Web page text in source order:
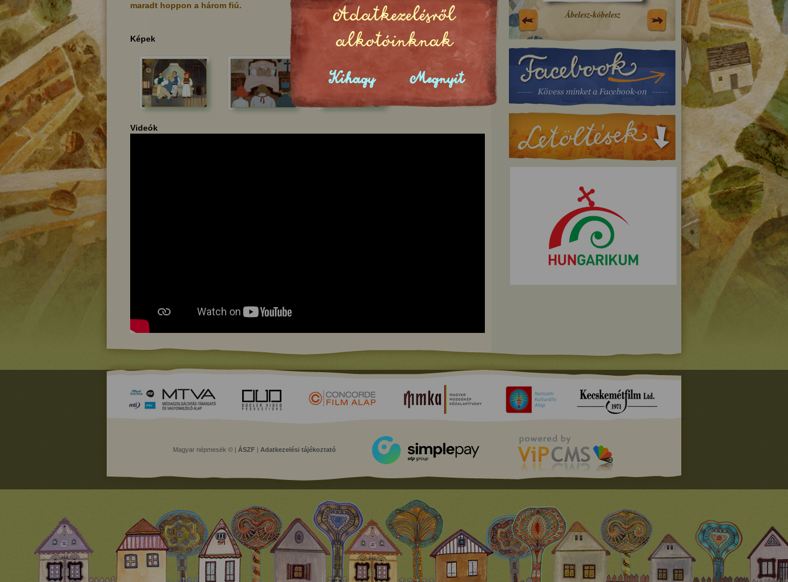
maradt hoppon a három fiú.
Képek
Videók
Mészáros Gyuri A székely asszony és az ördög Ábelesz-kóbelesz
A tű, a kutya, a rák, a
a kokas vándorútja
Magyar népmesék © | ÁSZF Adatkezelési tájékoztató
Adatkezelésről
alkotóinknak
Kihagy Megnyit